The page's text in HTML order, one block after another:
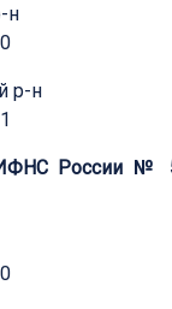
н
р-н
России №